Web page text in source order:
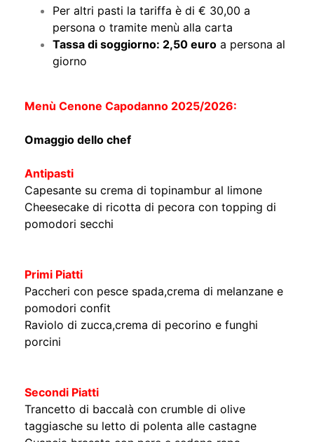
persona o tramite menù alla carta
Tassa di soggiorno: 2,50 euroa persona al
giorno
Capesante su crema di topinambur al limone
Cheesecake di ricotta di pecora con topping di
pomodori secchi
Paccheri con pesce spada,crema di melanzane e
pomodori confit
Raviolo di zucca,crema di pecorino e funghi
porcini
Trancetto di baccalà con crumble di olive
taggiasche su letto di polenta alle castagne
Guancia brasata con pere e sedano rapa